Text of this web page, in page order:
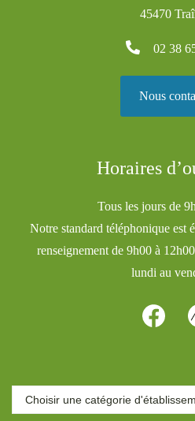
45470
02 38
Nous
Horaires
Tous les jours de
Notre standard téléphonique est
renseignement de 9h00 à
lundi au